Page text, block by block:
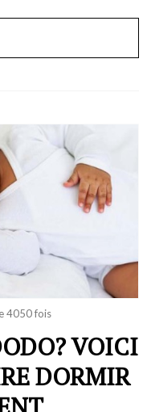
4050 fois
VOICI
DORMIR